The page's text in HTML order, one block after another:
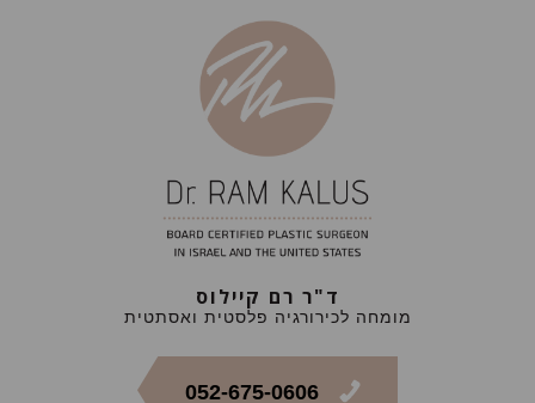
ד"ר רם קיילוס
מומחה לכירורגיה פלסטית ואסתטית
052-675-0606